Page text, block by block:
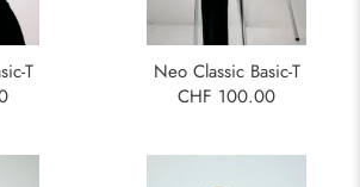
T
Neo Classic Basic-T
CHF 100.00